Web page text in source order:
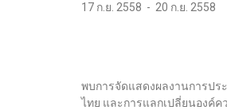
17 ก.ย. 2558 - 20 ก.ย. 2558
พบการจัดแสดงผลงานการปร
ไทย และการแลกเปลี่ยนองค์